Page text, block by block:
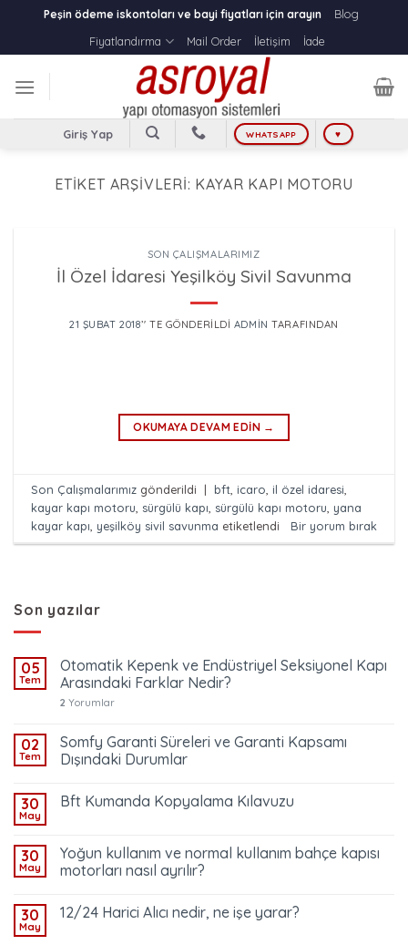
content
Peşin ödeme iskontoları ve bayi fiyatları için arayın
Blog
Fiyatlandırma
Mail Order İletişim İade
Giriş Yap WHATSAPP ♥
ETIKET ARŞIVLERI: KAYAR KAPI MOTORU
SON ÇALIŞMALARIMIZ
İl Özel İdaresi Yeşilköy Sivil Savunma
21 ŞUBAT 2018’' TE GÖNDERILDI ADMIN TARAFINDAN
OKUMAYA DEVAM EDIN →
Son Çalışmalarımız gönderildi | bft icaro il özel idaresi
kayar kapı motoru sürgülü kapı sürgülü kapı motoru yana
kayar kapı yeşilköy sivil savunma etiketlendi Bir yorum bırak
Son yazılar
05
Tem
Otomatik Kepenk ve Endüstriyel Seksiyonel Kapı
Arasındaki Farklar Nedir?
2 Yorumlar
02
Tem
Somfy Garanti Süreleri ve Garanti Kapsamı
Dışındaki Durumlar
30
May
Bft Kumanda Kopyalama Kılavuzu
30
May
Yoğun kullanım ve normal kullanım bahçe kapısı
motorları nasıl ayrılır?
30
May
12/24 Harici Alıcı nedir, ne işe yarar?